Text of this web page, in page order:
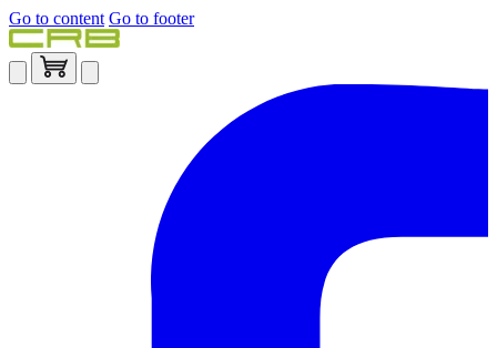
Go to content Go to footer